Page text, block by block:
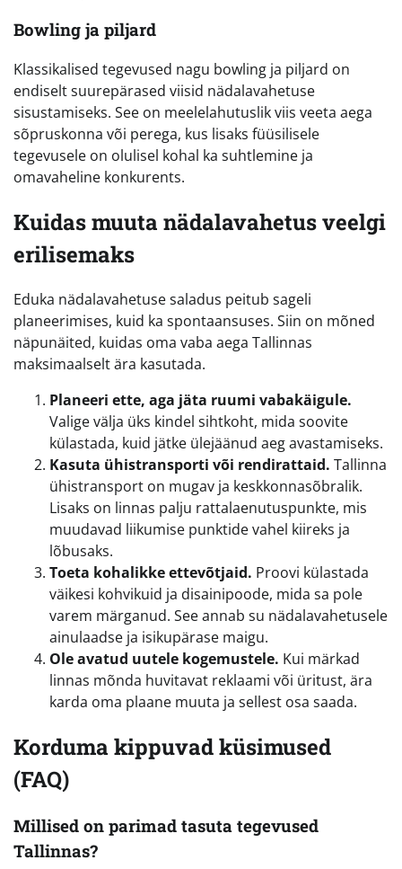
Bowling ja piljard
Klassikalised tegevused nagu bowling ja piljard on
endiselt suurepärased viisid nädalavahetuse
sisustamiseks. See on meelelahutuslik viis veeta aega
sõpruskonna või perega, kus lisaks füüsilisele
tegevusele on olulisel kohal ka suhtlemine ja
omavaheline konkurents.
Kuidas muuta nädalavahetus veelgi
erilisemaks
Eduka nädalavahetuse saladus peitub sageli
planeerimises, kuid ka spontaansuses. Siin on mõned
näpunäited, kuidas oma vaba aega Tallinnas
maksimaalselt ära kasutada.
Planeeri ette, aga jäta ruumi vabakäigule.
Valige välja üks kindel sihtkoht, mida soovite
külastada, kuid jätke ülejäänud aeg avastamiseks.
Kasuta ühistransporti või rendirattaid. Tallinna
ühistransport on mugav ja keskkonnasõbralik.
Lisaks on linnas palju rattalaenutuspunkte, mis
muudavad liikumise punktide vahel kiireks ja
lõbusaks.
Toeta kohalikke ettevõtjaid. Proovi külastada
väikesi kohvikuid ja disainipoode, mida sa pole
varem märganud. See annab su nädalavahetusele
ainulaadse ja isikupärase maigu.
Ole avatud uutele kogemustele. Kui märkad
linnas mõnda huvitavat reklaami või üritust, ära
karda oma plaane muuta ja sellest osa saada.
Korduma kippuvad küsimused
(FAQ)
Millised on parimad tasuta tegevused
Tallinnas?